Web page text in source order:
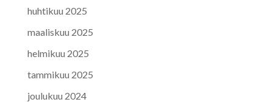
huhtikuu 2025
maaliskuu 2025
helmikuu 2025
tammikuu 2025
joulukuu 2024